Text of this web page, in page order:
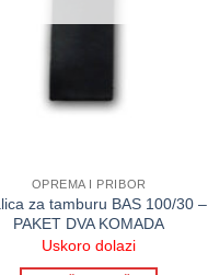
OPREMA I PRIBOR
za tamburu BAS 100/30 –
PAKET DVA KOMADA
Uskoro dolazi